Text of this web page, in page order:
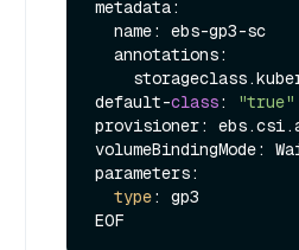
metadata:
default-class:
"true"
provisioner:
volumeBindingMode:
parameters:
type: gp3